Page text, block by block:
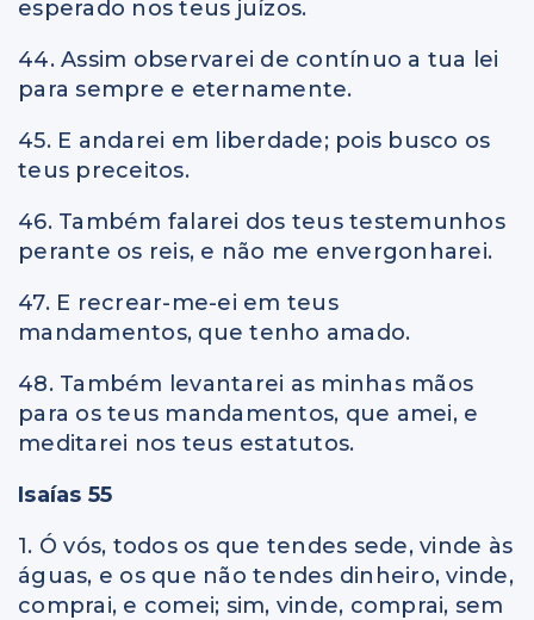
esperado nos teus juízos.
44. Assim observarei de contínuo a tua lei
para sempre e eternamente.
45. E andarei em liberdade; pois busco os
teus preceitos.
46. Também falarei dos teus testemunhos
perante os reis, e não me envergonharei.
47. E recrear-me-ei em teus
mandamentos, que tenho amado.
48. Também levantarei as minhas mãos
para os teus mandamentos, que amei, e
meditarei nos teus estatutos.
Isaías 55
1. Ó vós, todos os que tendes sede, vinde às
águas, e os que não tendes dinheiro, vinde,
comprai, e comei; sim, vinde, comprai, sem